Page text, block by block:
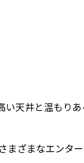
い天井と温もり
まざまなエンタ